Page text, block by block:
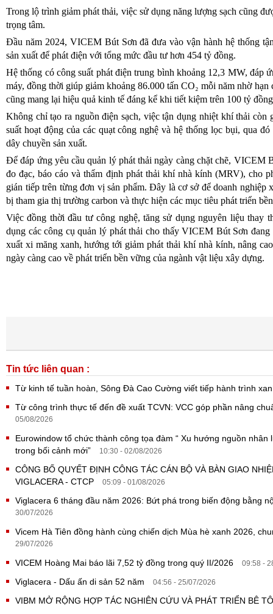
Trong lộ trình giảm phát thải, việc sử dụng năng lượng sạch cũng
trọng tâm.
Đầu năm 2024, VICEM Bút Sơn đã đưa vào vận hành hệ thống
sản xuất để phát điện với tổng mức đầu tư hơn 454 tỷ đồng.
Hệ thống có công suất phát điện trung bình khoảng 12,3 MW, đáp
máy, đồng thời giúp giảm khoảng 86.000 tấn CO₂ mỗi năm nhờ
cũng mang lại hiệu quả kinh tế đáng kể khi tiết kiệm trên 100 tỷ
Không chỉ tạo ra nguồn điện sạch, việc tận dụng nhiệt khí thải còn
suất hoạt động của các quạt công nghệ và hệ thống lọc bụi, qua
dây chuyền sản xuất.
Để đáp ứng yêu cầu quản lý phát thải ngày càng chặt chẽ, VICEM
đo đạc, báo cáo và thẩm định phát thải khí nhà kính (MRV), cho
gián tiếp trên từng đơn vị sản phẩm. Đây là cơ sở để doanh nghiệp
bị tham gia thị trường carbon và thực hiện các mục tiêu phát triển
Việc đồng thời đầu tư công nghệ, tăng sử dụng nguyên liệu thay
dụng các công cụ quản lý phát thải cho thấy VICEM Bút Sơn
xuất xi măng xanh, hướng tới giảm phát thải khí nhà kính, nâng
ngày càng cao về phát triển bền vững của ngành vật liệu xây dựng.
Tin tức liên quan :
Từ kinh tế tuần hoàn, Sông Đà Cao Cường viết tiếp hành trình
Từ công trình thực tế đến đề xuất TCVN: VCC góp phần nâng
05/08/2026
Eurowindow tổ chức thành công tọa đàm “ Xu hướng nguồn
trong bối cảnh mới”
10:30 - 02/08/2026
CÔNG BỐ QUYẾT ĐỊNH CÔNG TÁC CÁN BỘ VÀ BÀN GIAO
VIGLACERA - CTCP
05:09 - 01/08/2026
Viglacera 6 tháng đầu năm 2026: Bứt phá trong biến động bằng
30/07/2026
Vicem Hà Tiên đồng hành cùng chiến dịch Mùa hè xanh 2026,
29/07/2026
VICEM Hoàng Mai báo lãi 7,52 tỷ đồng trong quý II/2026
09:58 -
Viglacera - Dấu ấn di sản 52 năm 04:56 - 25/07/2026
VIBM MỞ RỘNG HỢP TÁC NGHIÊN CỨU VÀ PHÁT TRIỂN BÊ